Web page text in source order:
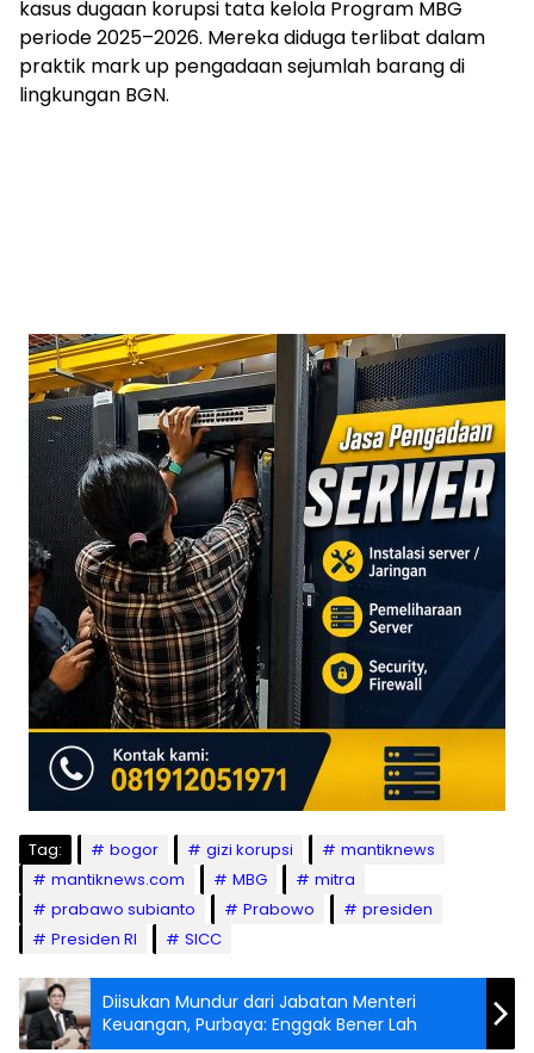
kasus dugaan korupsi tata kelola Program MBG
periode 2025–2026. Mereka diduga terlibat dalam
praktik mark up pengadaan sejumlah barang di
lingkungan BGN.
Tag: bogor gizi korupsi
mantiknews
mantiknews.com
MBG
mitra
prabawo subianto
Prabowo
presiden
Presiden RI
SICC
Diisukan Mundur dari Jabatan Menteri
Keuangan, Purbaya: Enggak Bener Lah